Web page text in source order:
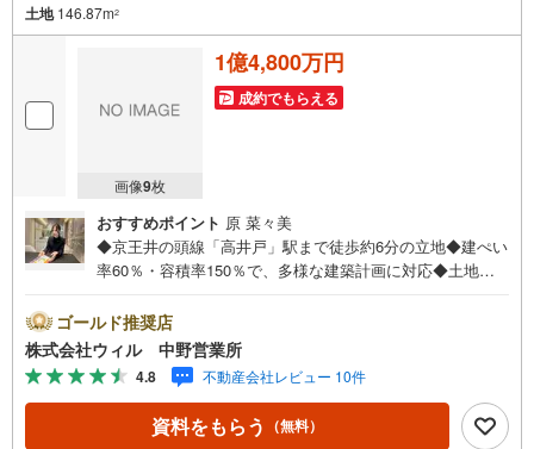
土地146.87m2
画像9枚
1億4,800万円
成約でもらえる
おすすめポイント 原 菜々美
◆京王井の頭線「高井戸」駅まで徒歩約6分の立地◆建ぺい
率60％・容積率150％で、多様な建築計画に対応◆土地面
いスケール◆朝日が気持ちよく差し込む東側道路◆建築条
件なしで、お好みのハウスメーカー・工務店で自由に建築
可能◆プランが立てやすい整形地◆イメージを膨らませや
すい建築参考プラン有り◆敷地が広く、賃貸併用住宅や二
世帯住宅も検討可能◆「高井戸藤が丘公園」まで徒歩約1分
の自然を感じられる住環境◆「高井戸小学校」まで徒歩約5
ゴールド推奨店
株式会社ウィル 中野営業所
4.8 不動産会社レビュー 10件
資料をもらう （無料）